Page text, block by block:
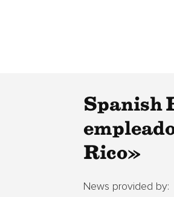
Spanish
Rico»
News provided by: